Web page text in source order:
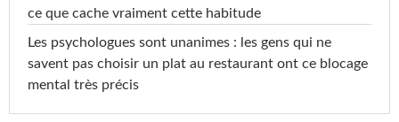
ce que cache vraiment cette habitude
Les psychologues sont unanimes : les gens qui ne
savent pas choisir un plat au restaurant ont ce blocage
mental très précis